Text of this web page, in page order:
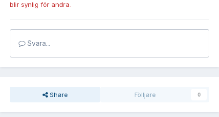
blir synlig för andra.
Svara...
Share Fölljare 0